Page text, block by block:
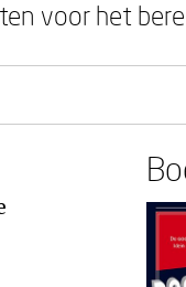
voor het